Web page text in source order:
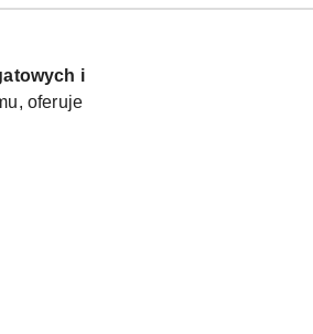
i
oferuje